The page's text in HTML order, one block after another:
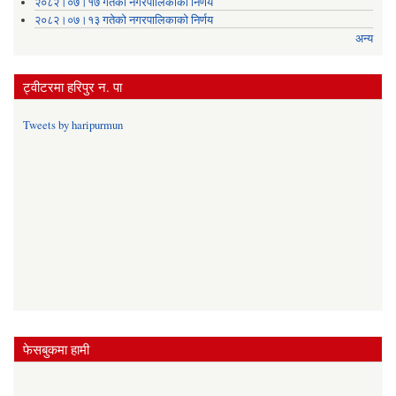
२०८२।०७।१३ गतेको नगरपालिकाको निर्णय
अन्य
ट्वीटरमा हरिपुर न. पा
Tweets by haripurmun
फेसबुकमा हामी